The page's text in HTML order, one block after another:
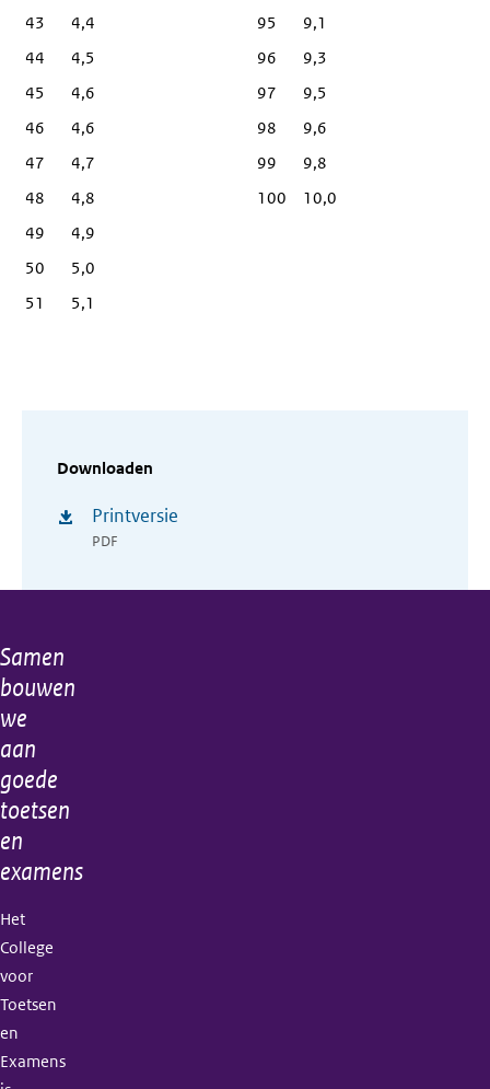
Downloaden
Printversie
PDF
43
4,4
44
4,5
45
4,6
46
4,6
47
4,7
48
4,8
49
4,9
50
5,0
51
5,1
95
9,1
96
9,3
97
9,5
98
9,6
99
9,8
100
10,0
Algemene
informatie
Samen
bouwen
we
aan
goede
toetsen
en
examens
Het
College
voor
Toetsen
en
Examens